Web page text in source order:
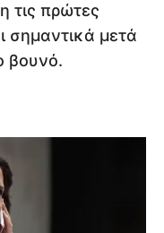
τις πρώτες
σημαντικά μετά
βουνό.